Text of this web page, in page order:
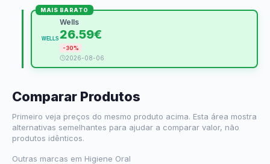
Wells
26.59€
-30%
2026-08-06
MAIS BARATO
Comparar Produtos
Primeiro veja preços do mesmo produto acima. Esta área mostra
alternativas semelhantes para ajudar a comparar valor, não
produtos idênticos.
Outras marcas em Higiene Oral